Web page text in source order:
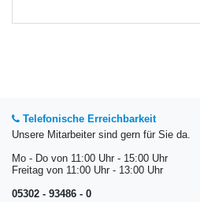
Telefonische Erreichbarkeit
Unsere Mitarbeiter sind gern für Sie da.
Mo - Do von 11:00 Uhr - 15:00 Uhr
Freitag von 11:00 Uhr - 13:00 Uhr
05302 - 93486 - 0